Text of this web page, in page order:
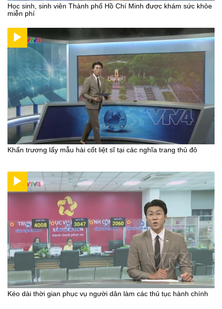
Học sinh, sinh viên Thành phố Hồ Chí Minh được khám sức khỏe
miễn phí
Khẩn trương lấy mẫu hài cốt liệt sĩ tại các nghĩa trang thủ đô
Kéo dài thời gian phục vụ người dân làm các thủ tục hành chính